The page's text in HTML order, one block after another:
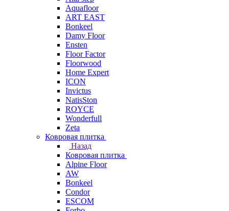
Aquafloor
ART EAST
Bonkeel
Damy Floor
Ensten
Floor Factor
Floorwood
Home Expert
ICON
Invictus
NatisSton
ROYCE
Wonderfull
Zeta
Ковровая плитка
Назад
Ковровая плитка
Alpine Floor
AW
Bonkeel
Condor
ESCOM